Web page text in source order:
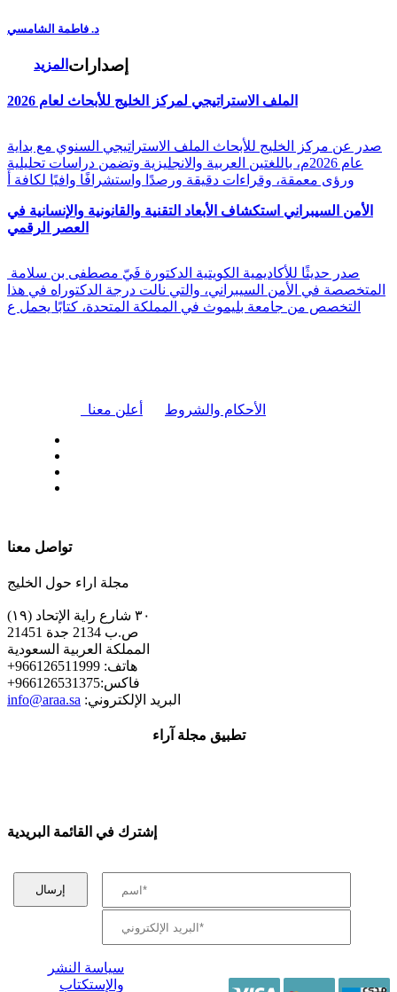
د. فاطمة الشامسي
المزيد إصدارات
الملف الاستراتيجي لمركز الخليج للأبحاث لعام 2026
صدر عن مركز الخليج للأبحاث الملف الاستراتيجي السنوي مع بداية
عام 2026م، باللغتين العربية والانجليزية وتضمن دراسات تحليلية
ورؤى معمقة، وقراءات دقيقة ورصدًا واستشرافًا وافيًا لكافة أ
الأمن السيبراني استكشاف الأبعاد التقنية والقانونية والإنسانية في
العصر الرقمي
المتخصصة في الأمن السيبراني، والتي نالت درجة الدكتوراه في هذا
التخصص من جامعة بليموث في المملكة المتحدة، كتابًا يحمل ع
أعلن معنا الأحكام والشروط
تواصل معنا
مجلة اراء حول الخليج
٣٠ شارع راية الإتحاد (١٩)
ص.ب 2134 جدة 21451
المملكة العربية السعودية
+هاتف: 966126511999
+فاكس:966126531375
info@araa.sa :البريد الإلكتروني
تطبيق مجلة آراء
إشترك في القائمة البريدية
سياسة النشر
والإستكتاب